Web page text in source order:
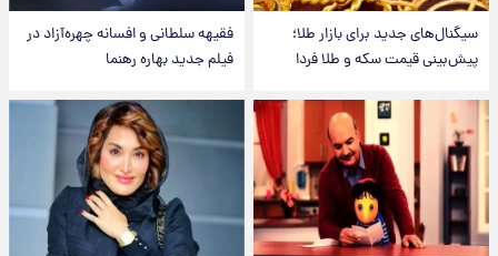
سیگنال‌های جدید برای بازار طلا؛
پیش‌بینی قیمت سکه و طلا فردا
فقیهه سلطانی و افسانه چهره‌آزاد در
فیلم جدید بهاره رهنما